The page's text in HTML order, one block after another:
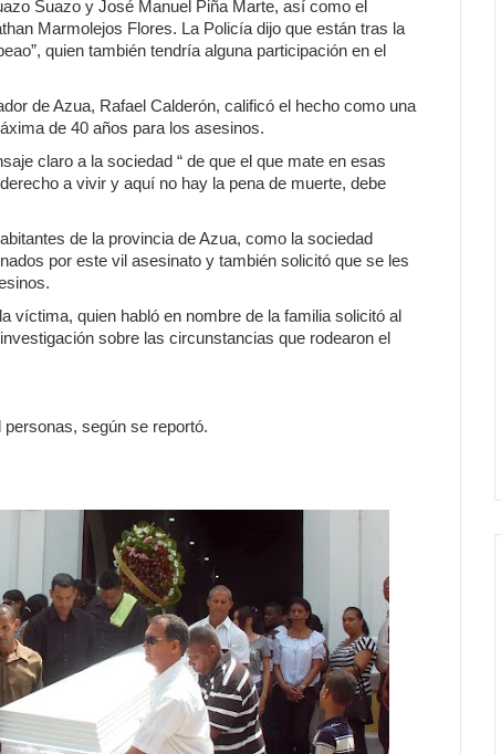
Suazo y José Manuel Piña Marte, así como el
Marmolejos Flores. La Policía dijo que están tras la
quien también tendría alguna participación en el
de Azua, Rafael Calderón, calificó el hecho como una
de 40 años para los asesinos.
claro a la sociedad “ de que el que mate en esas
a vivir y aquí no hay la pena de muerte, debe
de la provincia de Azua, como la sociedad
por este vil asesinato y también solicitó que se les
víctima, quien habló en nombre de la familia solicitó al
sobre las circunstancias que rodearon el
según se reportó.